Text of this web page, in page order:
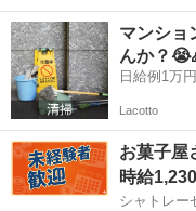
験OK！】残業ほぼナシで
数体制！高時給1450円！ 【コメント】 製造のお仕事をお探しにおス
スメ♪ 「未経験でも...
東京 新宿区
マンショ
んか？
Lacotto
お菓子屋
時給
シャトレー